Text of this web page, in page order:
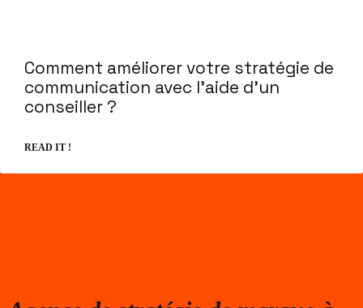
Comment améliorer votre stratégie de
communication avec l’aide d’un
conseiller ?
READ IT !